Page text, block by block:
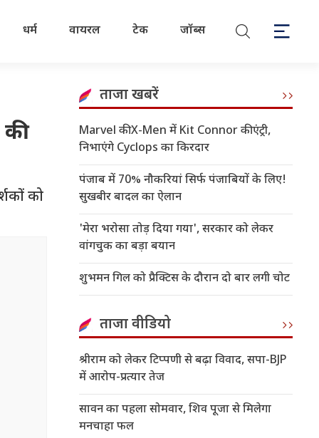
धर्म वायरल टेक जॉब्स
को
ताजा खबरें
Marvel की X-Men में Kit Connor की एंट्री,
निभाएंगे Cyclops का किरदार
पंजाब में 70% नौकरियां सिर्फ पंजाबियों के लिए!
सुखबीर बादल का ऐलान
'मेरा भरोसा तोड़ दिया गया', सरकार को लेकर
वांगचुक का बड़ा बयान
शुभमन गिल को प्रैक्टिस के दौरान दो बार लगी चोट
ताजा वीडियो
श्रीराम को लेकर टिप्पणी से बढ़ा विवाद, सपा-BJP
में आरोप-प्रत्यार तेज
सावन का पहला सोमवार, शिव पूजा से मिलेगा
मनचाहा फल